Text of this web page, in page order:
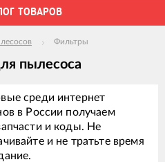
ТОВАРОВ
Фильтры
пылесоса
среди интернет
в России получаем
и коды. Не
и не тратьте время